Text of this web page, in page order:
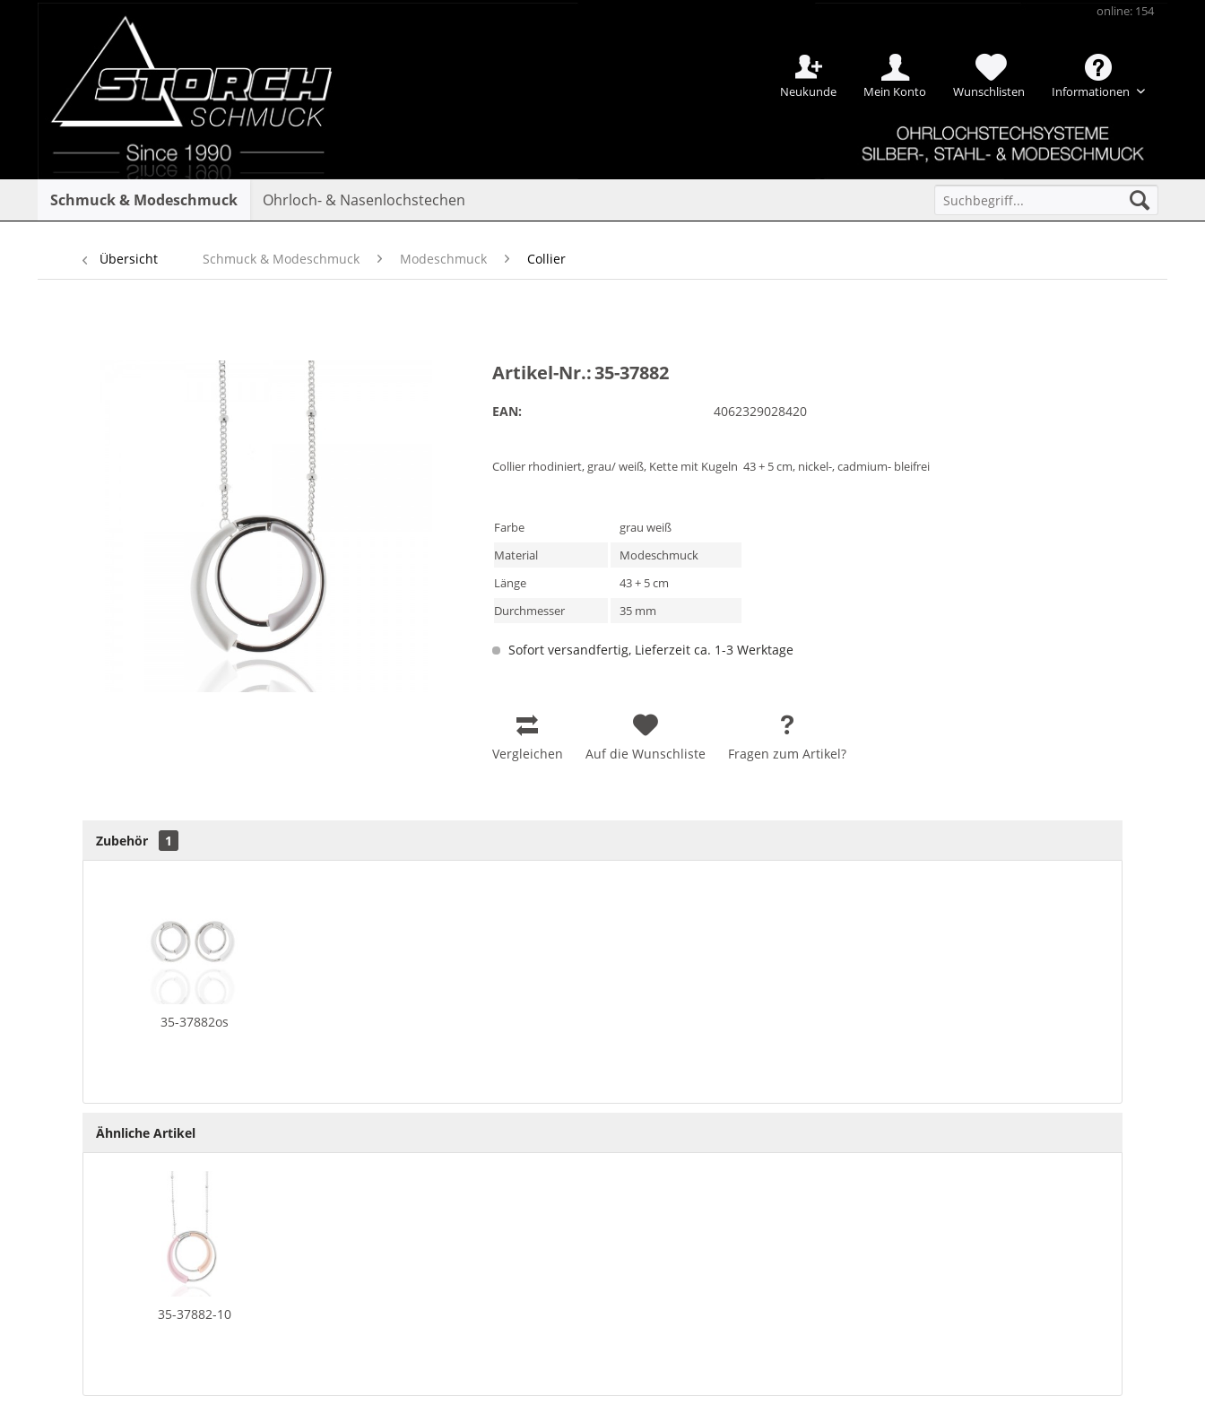
Neukunde Mein Konto Wunschlisten Informationen
online: 154
Schmuck & Modeschmuck Ohrloch- & Nasenlochstechen
Übersicht Schmuck & Modeschmuck Modeschmuck Collier
Artikel-Nr.:35-37882
EAN: 4062329028420
Collier rhodiniert, grau/ weiß, Kette mit Kugeln 43 + 5 cm, nickel-, cadmium- bleifrei
Farbe
grau weiß
Material
Modeschmuck
Länge
43 + 5 cm
Durchmesser
35 mm
Sofort versandfertig, Lieferzeit ca. 1-3 Werktage
Vergleichen Auf die Wunschliste Fragen zum Artikel?
Zubehör 1
35-37882os
Ähnliche Artikel
35-37882-10